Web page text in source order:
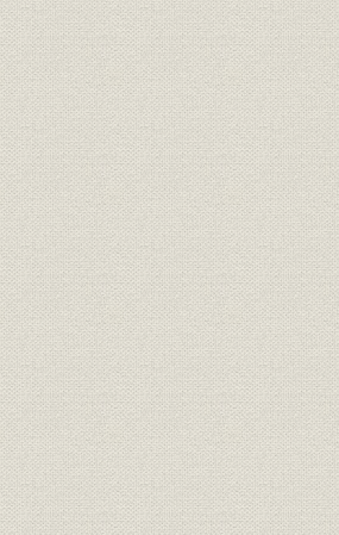
5 電力工事の再開
6 重要産業の復興にともなう建設工事
7 食糧増産と農業水利事業
8 都市機能の回復工事
第4節 災害復旧工事
1 カスリーン台風の復旧
2 全国各地での災害復旧工事
第8章 ダム建設の王者 昭和26-35年
第1節 経営規模の拡大と体制の充実
1 軌道に乗った経済自立化
2 大規模電源開発工事の幕開け